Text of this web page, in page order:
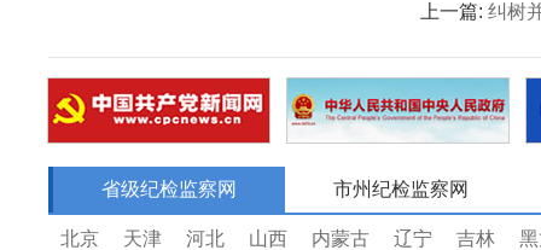
上一篇: 纠树
省级纪检监察网 市州纪检监察网
北京 天津 河北 山西 内蒙古 辽宁 吉林